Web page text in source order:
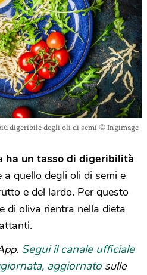
digeribile degli oli di semi © Ingimage
ha un tasso di digeribilità
a quello degli oli di semi e
e del lardo. Per questo
di oliva rientra nella dieta
Segui il canale ufficiale
aggiornato sulle